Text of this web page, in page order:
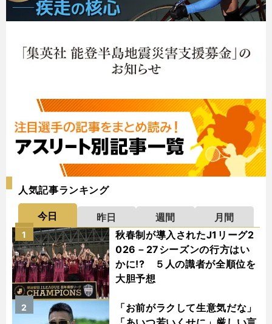
人気記事ランキング
今日 昨日 週間
月間
秋春制が導入されたJ1リーグ2
026－27シーズンの行方はい
かに!? ５人の識者が全順位を
大胆予想
1
「お前がラクして生意気だな」
2